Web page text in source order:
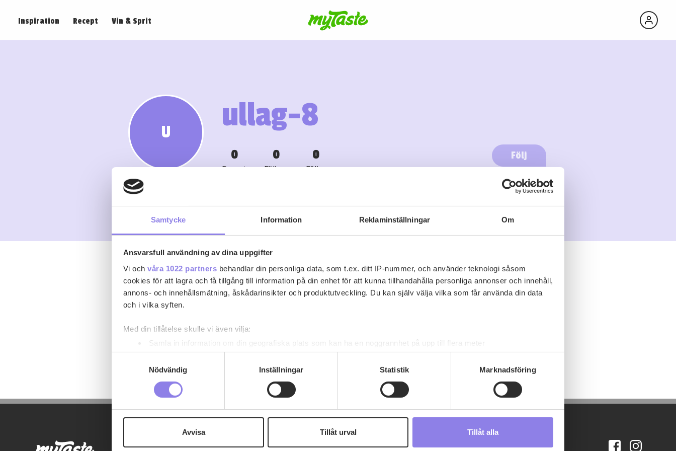
Samtycke Information Reklaminställningar Om
Ansvarsfull användning av dina uppgifter
Vi och våra 1022 partners behandlar din personliga data, som t.ex. ditt IP-nummer, och använder teknologi såsom
cookies för att lagra och få tillgång till information på din enhet för att kunna tillhandahålla personliga annonser och innehåll,
annons- och innehållsmätning, åskådarinsikter och produktutveckling. Du kan själv välja vilka som får använda din data
och i vilka syften.
Med din tillåtelse skulle vi även vilja:
Samla in information om din geografiska plats som kan ha en noggrannhet på upp till flera meter
Identifiera din enhet genom att aktivt skanna den för specifika kännetecken (fingeravtryck)
Ta reda på mer om hur dina personliga uppgifter behandlas och ställ in dina preferenser i
detaljsektionen. Du kan ändra
eller dra tillbaka ditt samtycke när som helst från cookie-förklaringen.
eller äldre. Genom att besöka webbplatsen intygar du att du är 25 år eller äldre.
Nödvändig
Inställningar Statistik Marknadsföring
Avvisa Tillåt urval Tillåt alla
Inspiration Recept Vin & Sprit
U ullag-8
0
Recept
0
Följare
0
Följer
Följ
Logga in för att följa
ullag-8 har inga recept ännu